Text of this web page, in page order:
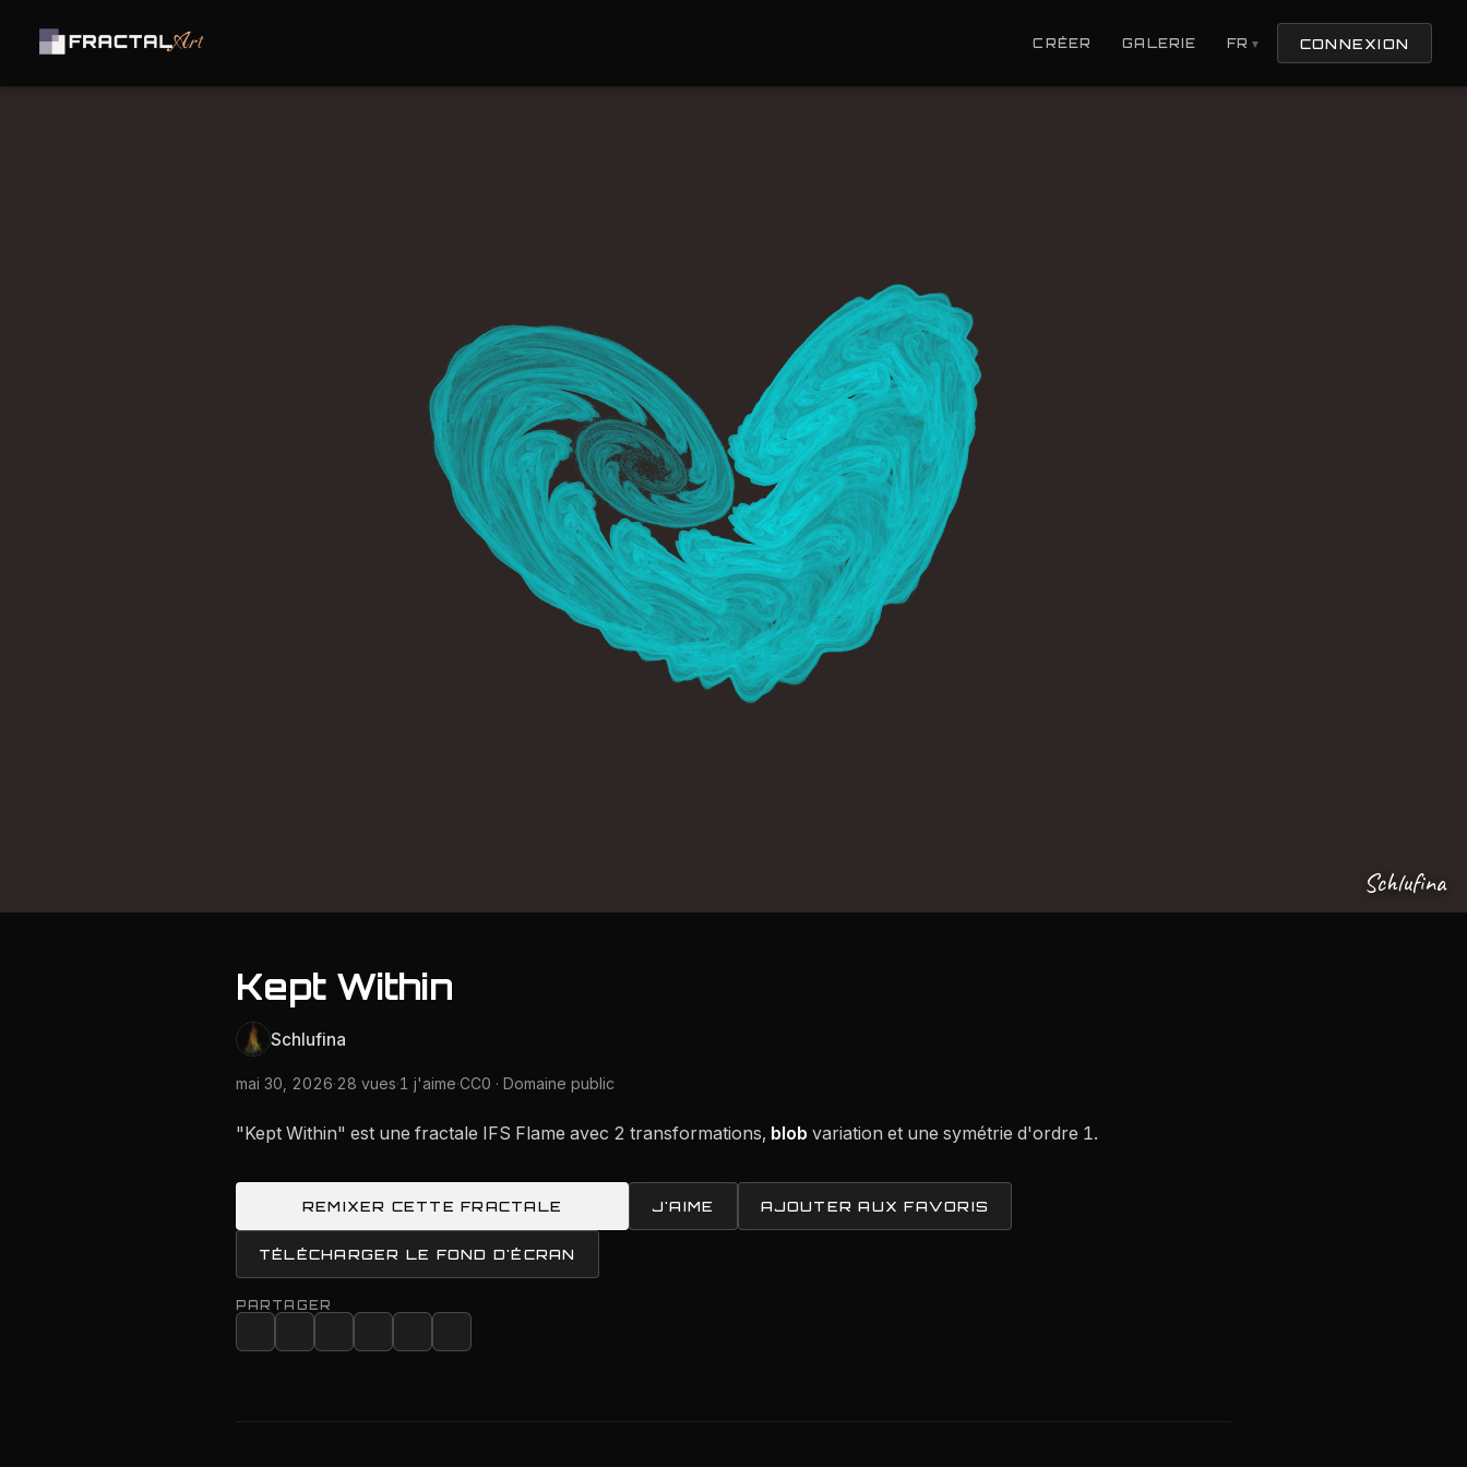
CRÉER GALERIE FR ▼ CONNEXION
Schlufina
Kept Within
Schlufina
mai 30, 2026·28 vues·1 j'aime·CC0 · Domaine public
"Kept Within" est une fractale IFS Flame avec 2 transformations, blob variation et une symétrie d'ordre 1.
REMIXER CETTE FRACTALE J'AIME AJOUTER AUX FAVORIS
TÉLÉCHARGER LE FOND D'ÉCRAN
PARTAGER